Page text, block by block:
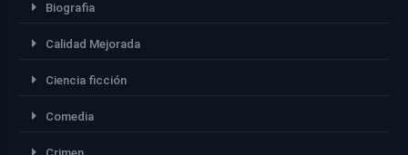
Biografia
Calidad Mejorada
Ciencia ficción
Comedia